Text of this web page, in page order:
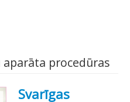
procedūras
Svarīgas